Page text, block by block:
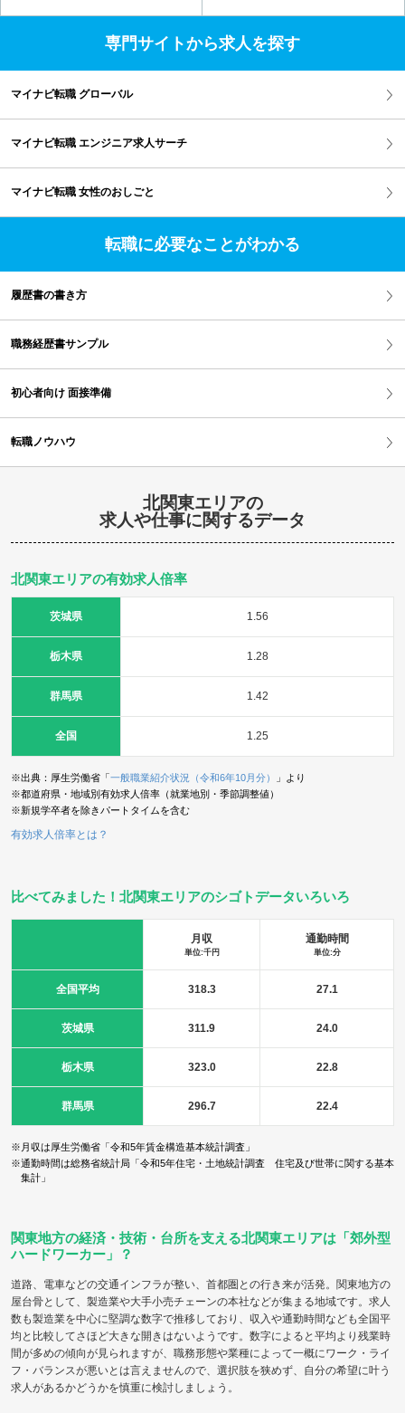
専門サイトから求人を探す
マイナビ転職 グローバル
マイナビ転職 エンジニア求人サーチ
マイナビ転職 女性のおしごと
転職に必要なことがわかる
履歴書の書き方
職務経歴書サンプル
初心者向け 面接準備
転職ノウハウ
北関東エリアの
求人や仕事に関するデータ
北関東エリアの有効求人倍率
茨城県 1.56
栃木県 1.28
群馬県 1.42
全国 1.25
※出典：厚生労働省「一般職業紹介状況（令和6年10月分）
」より
※都道府県・地域別有効求人倍率（就業地別・季節調整値）
※新規学卒者を除きパートタイムを含む
有効求人倍率とは？
比べてみました！北関東エリアのシゴトデータいろいろ
月収
単位:千円
通勤時間
単位:分
全国平均 318.3 27.1
茨城県 311.9 24.0
栃木県 323.0 22.8
群馬県 296.7 22.4
※月収は厚生労働省「令和5年賃金構造基本統計調査」
※通勤時間は総務省統計局「令和5年住宅・土地統計調査 住宅及び世帯に関する基本
集計」
関東地方の経済・技術・台所を支える北関東エリアは「郊外型
ハードワーカー」？
道路、電車などの交通インフラが整い、首都圏との行き来が活発。関東地方の
屋台骨として、製造業や大手小売チェーンの本社などが集まる地域です。求人
数も製造業を中心に堅調な数字で推移しており、収入や通勤時間なども全国平
均と比較してさほど大きな開きはないようです。数字によると平均より残業時
間が多めの傾向が見られますが、職務形態や業種によって一概にワーク・ライ
フ・バランスが悪いとは言えませんので、選択肢を狭めず、自分の希望に叶う
求人があるかどうかを慎重に検討しましょう。